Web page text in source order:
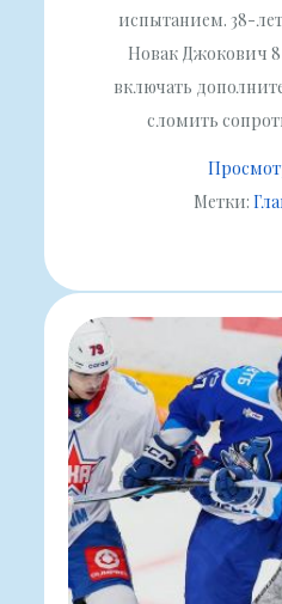
испытанием. 38-
Новак Джокович
включать
сломить
Метки: